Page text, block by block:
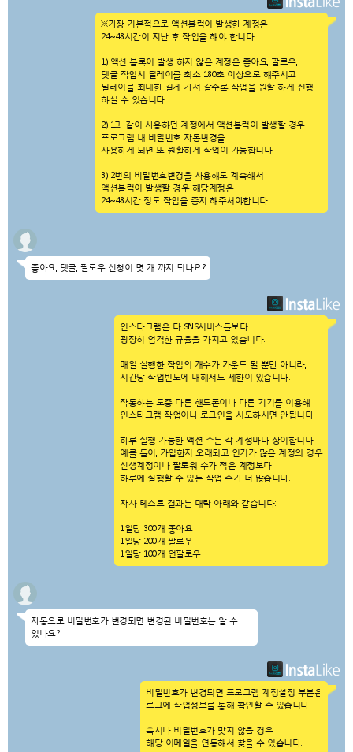
※가장 기본적으로 액션블럭이 발생한 계정은
24~48시간이 지난 후 작업을 해야 합니다.
1) 액션 블록이 발생 하지 않은 계정은 좋아요, 팔로우,
댓글 작업시 딜레이를 최소 180초 이상으로 해주시고
딜레이를 최대한 길게 가져 갈수록 작업을 원할 하게 진행
하실 수 있습니다.
2) 1과 같이 사용하던 계정에서 액션블럭이 발생할 경우
프로그램 내 비밀번호 자동변경을
사용하게 되면 또 원활하게 작업이 가능합니다.
3) 2번의 비밀번호변경을 사용해도 계속해서
액션블럭이 발생할 경우 해당계정은
24~48시간 정도 작업을 중지 해주셔야합니다.
좋아요, 댓글, 팔로우 신청이 몇 개 까지 되나요?
인스타그램은 타 SNS서비스들보다
굉장히 엄격한 규율을 가지고 있습니다.
매일 실행한 작업의 개수가 카운트 될 뿐만 아니라,
시간당 작업빈도에 대해서도 제한이 있습니다.
작동하는 도중 다른 핸드폰이나 다른 기기를 이용해
인스타그램 작업이나 로그인을 시도하시면 안됩니다.
하루 실행 가능한 액션 수는 각 계정마다 상이합니다.
예를 들어, 가입한지 오래되고 인기가 많은 계정의 경우
신생계정이나 팔로워 수가 적은 계정보다
하루에 실행할 수 있는 작업 수가 더 많습니다.
자사 테스트 결과는 대략 아래와 같습니다:
1일당 300개 좋아요
1일당 200개 팔로우
1일당 100개 언팔로우
자동으로 비밀번호가 변경되면 변경된 비밀번호는 알 수
있나요?
비밀번호가 변경되면 프로그램 계정설정 부분은
로그에 작업정보를 통해 확인할 수 있습니다.
혹시나 비밀번호가 맞지 않을 경우,
해당 이메일을 연동해서 찾을 수 있습니다.